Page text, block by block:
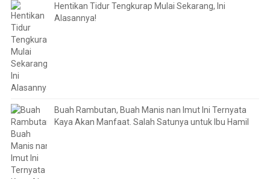
Hentikan Tidur Tengkurap Mulai Sekarang, Ini
Alasannya!
Buah Rambutan, Buah Manis nan Imut Ini Ternyata
Kaya Akan Manfaat. Salah Satunya untuk Ibu Hamil